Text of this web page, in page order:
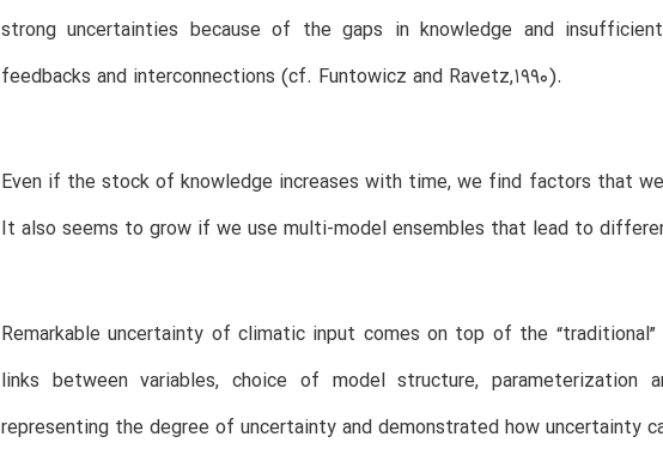
strong uncertainties because of the gaps in knowledge and
feedbacks and interconnections (cf. Funtowicz and Ravetz,1990).
Even if the stock of knowledge increases with time, we find factors that
It also seems to grow if we use multi-model ensembles that lead to
Remarkable uncertainty of climatic input comes on top of the
links between variables, choice of model structure,
representing the degree of uncertainty and demonstrated how uncertainty